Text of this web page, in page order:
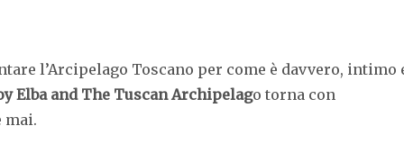
l’Arcipelago Toscano per come è davvero, intimo
Elba and The Tuscan Archipelago torna con
mai.